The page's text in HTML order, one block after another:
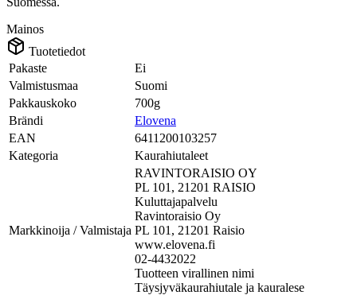
Mainos
Tuotetiedot
Pakaste
Ei
Valmistusmaa
Suomi
Pakkauskoko
700g
Brändi
Elovena
EAN
6411200103257
Kategoria
Kaurahiutaleet
Markkinoija / Valmistaja
RAVINTORAISIO OY
PL 101, 21201 RAISIO
Kuluttajapalvelu
Ravintoraisio Oy
PL 101, 21201 Raisio
www.elovena.fi
02-4432022
Tuotteen virallinen nimi
Täysjyväkaurahiutale ja kauralese